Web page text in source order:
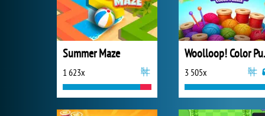
Summer Maze
1 623x 3 505x